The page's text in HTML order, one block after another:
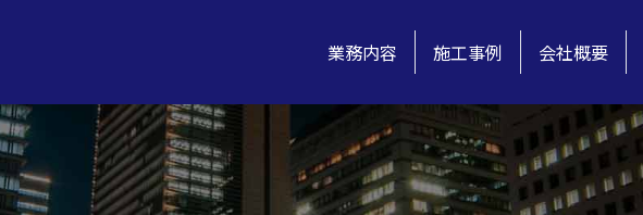
業務内容 施工事例 会社概要